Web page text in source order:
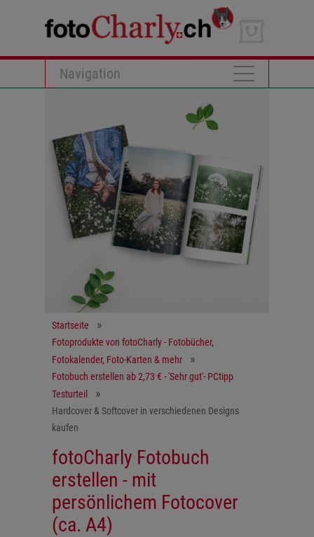
Navigation
Startseite
Fotoprodukte von fotoCharly - Fotobücher,
Fotokalender, Foto-Karten & mehr
Fotobuch erstellen ab 2,73 € - 'Sehr gut'- PCtipp
Testurteil
Hardcover & Softcover in verschiedenen Designs
kaufen
fotoCharly Fotobuch
erstellen - mit
persönlichem Fotocover
(ca. A4)